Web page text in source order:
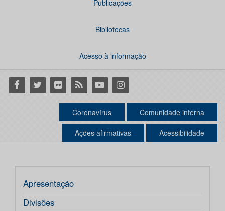
Publicações
Bibliotecas
Acesso à informação
Facebook
Twitter Flickr RSS YoutubeInstagram
Coronavírus Comunidade interna
Ações afirmativas Acessibilidade
Apresentação
Divisões